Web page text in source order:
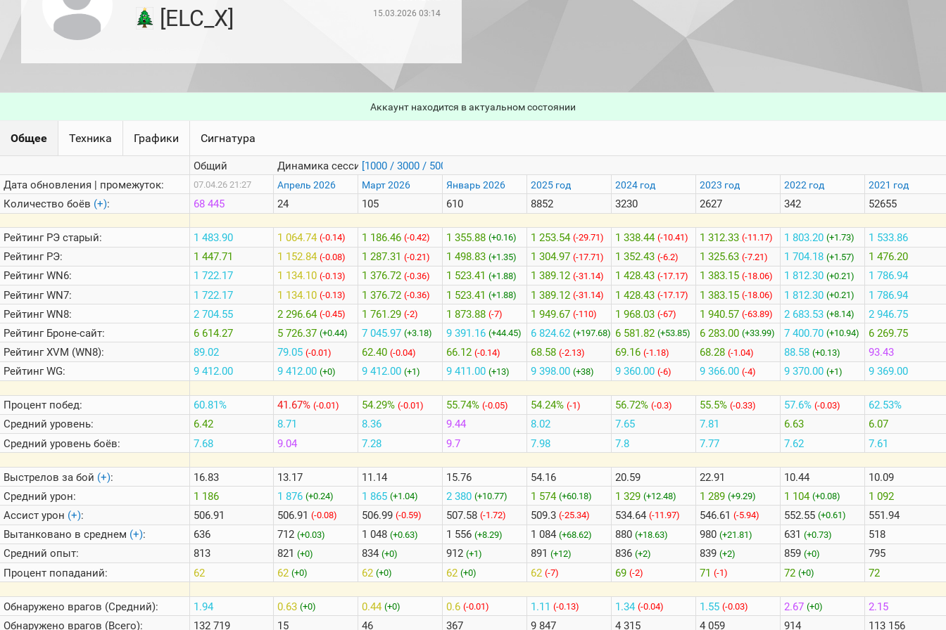
последние
1000
стримеров
Информация
Онлайн
Цветовая
шкала
Теlegram
ВК
Портал
Мира
[ELC_X]
15.03.2026 03:14
Аккаунт находится в актуальном состоянии
Общее Техника Графики Сигнатура
Дата обновления | промежуток:
Количество боёв (+):
РейтингРЭ старый:
РейтингРЭ:
РейтингWN6:
РейтингWN7:
РейтингWN8:
РейтингБроне-сайт:
РейтингXVM (WN8):
РейтингWG:
Процент побед:
Средний уровень:
Средний уровень боёв:
Выстрелов за бой (+):
Средний урон:
Ассист урон (+):
Вытанковано в среднем (+):
Средний опыт:
Процент попаданий:
Обнаружено врагов (Средний):
Обнаружено врагов (Всего):
Общий
07.04.26 21:27
68 445
1 483.90
1 447.71
1 722.17
1 722.17
2 704.55
6 614.27
89.02
9 412.00
60.81%
6.42
7.68
16.83
1 186
506.91
636
813
62
1.94
132 719
Динамика сессий
Апрель 2026
24
1 064.74 (-0.14)
1 152.84 (-0.08)
1 134.10 (-0.13)
1 134.10 (-0.13)
2 296.64 (-0.45)
5 726.37 (+0.44)
79.05 (-0.01)
9 412.00 (+0)
41.67% (-0.01)
8.71
9.04
13.17
1 876 (+0.24)
506.91 (-0.08)
712 (+0.03)
821 (+0)
62 (+0)
0.63 (+0)
15
[1000 / 3000 / 5000]
Март 2026
105
1 186.46 (-0.42)
1 287.31 (-0.21)
1 376.72 (-0.36)
1 376.72 (-0.36)
1 761.29 (-2)
7 045.97 (+3.18)
62.40 (-0.04)
9 412.00 (+1)
54.29% (-0.01)
8.36
7.28
11.14
1 865 (+1.04)
506.99 (-0.59)
1 048 (+0.63)
834 (+0)
62 (+0)
0.44 (+0)
46
Январь 2026
610
1 355.88 (+0.16)
1 498.83 (+1.35)
1 523.41 (+1.88)
1 523.41 (+1.88)
1 873.88 (-7)
9 391.16 (+44.45)
66.12 (-0.14)
9 411.00 (+13)
55.74% (-0.05)
9.44
9.7
15.76
2 380 (+10.77)
507.58 (-1.72)
1 556 (+8.29)
912 (+1)
62 (+0)
0.6 (-0.01)
367
2025 год
8852
1 253.54 (-29.71)
1 304.97 (-17.71)
1 389.12 (-31.14)
1 389.12 (-31.14)
1 949.67 (-110)
6 824.62 (+197.68)
68.58 (-2.13)
9 398.00 (+38)
54.24% (-1)
8.02
7.98
54.16
1 574 (+60.18)
509.3 (-25.34)
1 084 (+68.62)
891 (+12)
62 (-7)
1.11 (-0.13)
9 847
2024 год
3230
1 338.44 (-10.41)
1 352.43 (-6.2)
1 428.43 (-17.17)
1 428.43 (-17.17)
1 968.03 (-67)
6 581.82 (+53.85)
69.16 (-1.18)
9 360.00 (-6)
56.72% (-0.3)
7.65
7.8
20.59
1 329 (+12.48)
534.64 (-11.97)
880 (+18.63)
836 (+2)
69 (-2)
1.34 (-0.04)
4 315
2023 год
2627
1 312.33 (-11.17)
1 325.63 (-7.21)
1 383.15 (-18.06)
1 383.15 (-18.06)
1 940.57 (-63.89)
6 283.00 (+33.99)
68.28 (-1.04)
9 366.00 (-4)
55.5% (-0.33)
7.81
7.77
22.91
1 289 (+9.29)
546.61 (-5.94)
980 (+21.81)
839 (+2)
71 (-1)
1.55 (-0.03)
4 059
2022 год
342
1 803.20 (+1.73)
1 704.18 (+1.57)
1 812.30 (+0.21)
1 812.30 (+0.21)
2 683.53 (+8.14)
7 400.70 (+10.94)
88.58 (+0.13)
9 370.00 (+1)
57.6% (-0.03)
6.63
7.62
10.44
1 104 (+0.08)
552.55 (+0.61)
631 (+0.73)
859 (+0)
72 (+0)
2.67 (+0)
914
2021 год
52655
1 533.86
1 476.20
1 786.94
1 786.94
2 946.75
6 269.75
93.43
9 369.00
62.53%
6.07
7.61
10.09
1 092
551.94
518
795
72
2.15
113 156